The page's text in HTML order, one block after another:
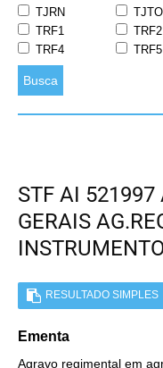
TJRN
TJTO
TRF1
TRF2
TRF4
TRF5
Busca
STF AI
GERAIS
RESULTADO SIMPLES
Ementa
Agravo regimental em